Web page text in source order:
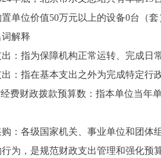
单位价值50万元以上的设备0台（
解释
指为保障机构正常运转、完成日
指在基本支出之外为完成特定行
财政拨款预算数：指本单位当年单
各级国家机关、事业单位和团体组
为，是规范财政支出管理和强化预